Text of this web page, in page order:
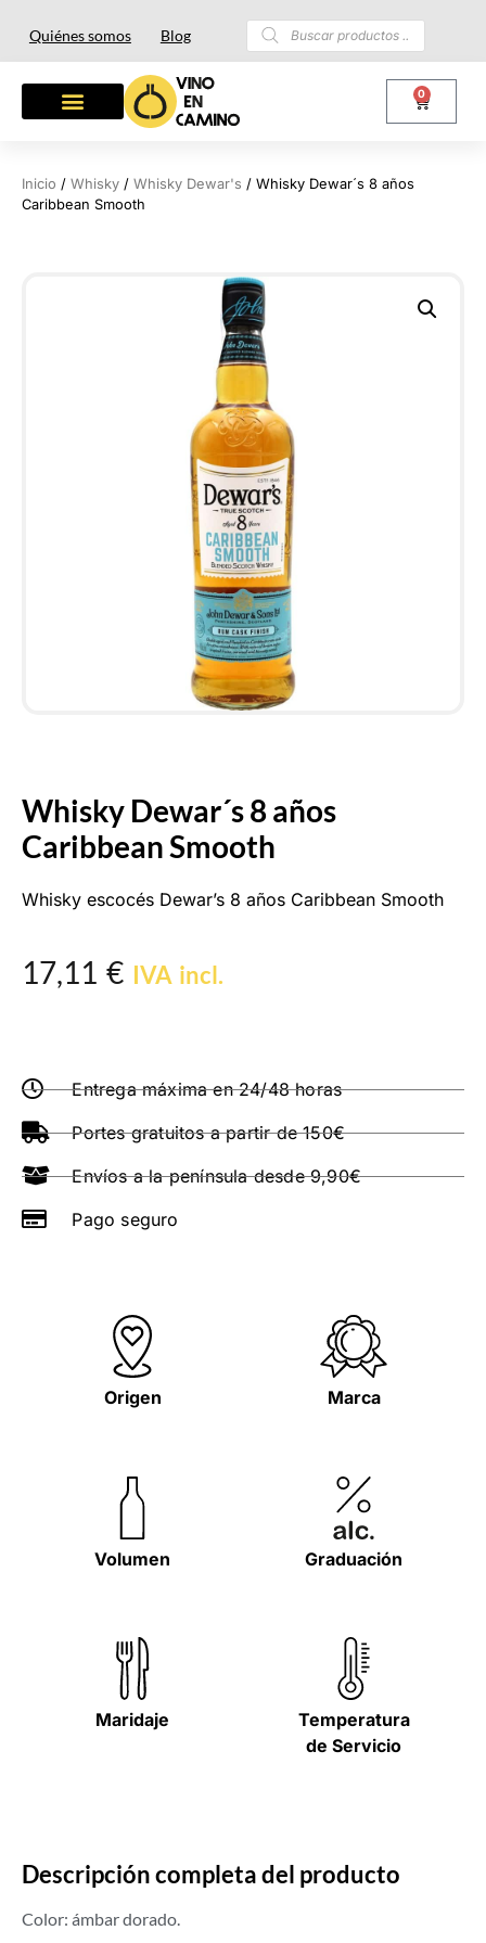
Quiénes somos Blog
0
Inicio / Whisky / Whisky Dewar's / Whisky Dewar´s 8 años
Caribbean Smooth
Whisky Dewar´s 8 años
Caribbean Smooth
Whisky escocés Dewar’s 8 años Caribbean Smooth
17,11 € IVA incl.
Entrega máxima en 24/48 horas
Portes gratuitos a partir de 150€
Envíos a la península desde 9,90€
Pago seguro
Origen Marca
Volumen Graduación
Maridaje
Temperatura
de Servicio
Descripción completa del producto
Color: ámbar dorado.